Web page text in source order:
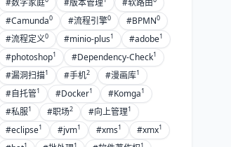
#数字家庭 #版本管理 #软路由
#Camunda0 #流程引擎0 #BPMN0
#流程定义0 #minio-plus1 #adobe1
#photoshop1 #Dependency-Check1
#漏洞扫描1 #手机2 #漫画库1
#自托管1 #Docker1 #Komga1
#私服1 #职场2 #向上管理1
#eclipse1 #jvm1 #xms1 #xmx1
1 1 1